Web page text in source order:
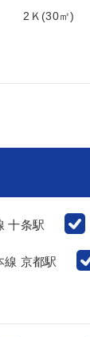
2Ｋ(30㎡)
十条駅
線 京都駅